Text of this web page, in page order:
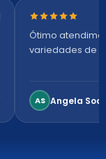
Nota 5 de 5
Ótimo
variedades de
AS Angela